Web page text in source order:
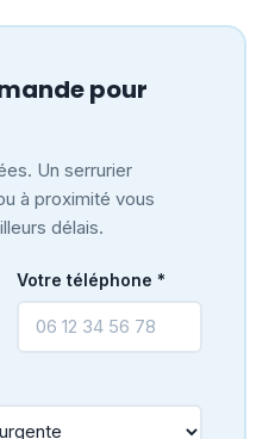
pour
Un serrurier
à proximité vous
délais.
Votre téléphone *